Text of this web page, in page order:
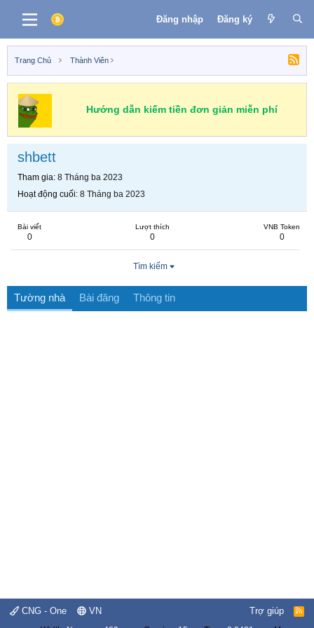
Đăng nhập Đăng ký
Trang Chủ Thành Viên
Hướng dẫn kiếm tiền đơn giản miễn phí
shbett
Tham gia 8 Tháng ba 2023
Hoạt động cuối 8 Tháng ba 2023
Bài viết
0
Lượt thích
0
VNB Token
0
Tìm kiếm
Tường nhà Bài đăng Thông tin
CNG - One VN Trợ giúp
R